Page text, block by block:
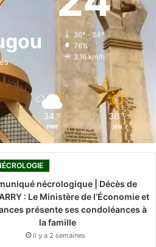
i
n
a
g
r
o
k
36º - 24º
76%
3.16 km/h
34 ℃
mer
36 ℃
jeu
nécrologique | Décès de
: Le Ministère de l’Économie et
présente ses condoléances à
la famille
il y a 2 semaines